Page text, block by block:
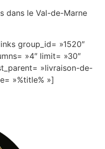
dans le Val-de-Marne
group_id= »1520″
»4″ limit= »30″
»livraison-de-
»%title% »]